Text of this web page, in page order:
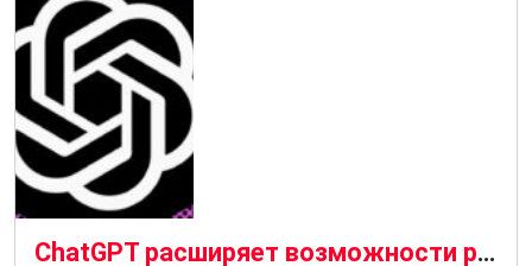
ChatGPT расширяет возможности родительского контроля.